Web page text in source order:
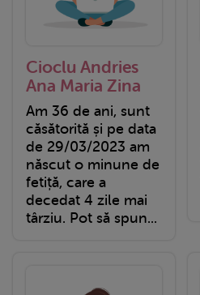
Cioclu Andries
Ana Maria Zina
Am 36 de ani, sunt
căsătorită și pe data
de 29/03/2023 am
născut o minune de
fetiță, care a
decedat 4 zile mai
târziu. Pot să spun...